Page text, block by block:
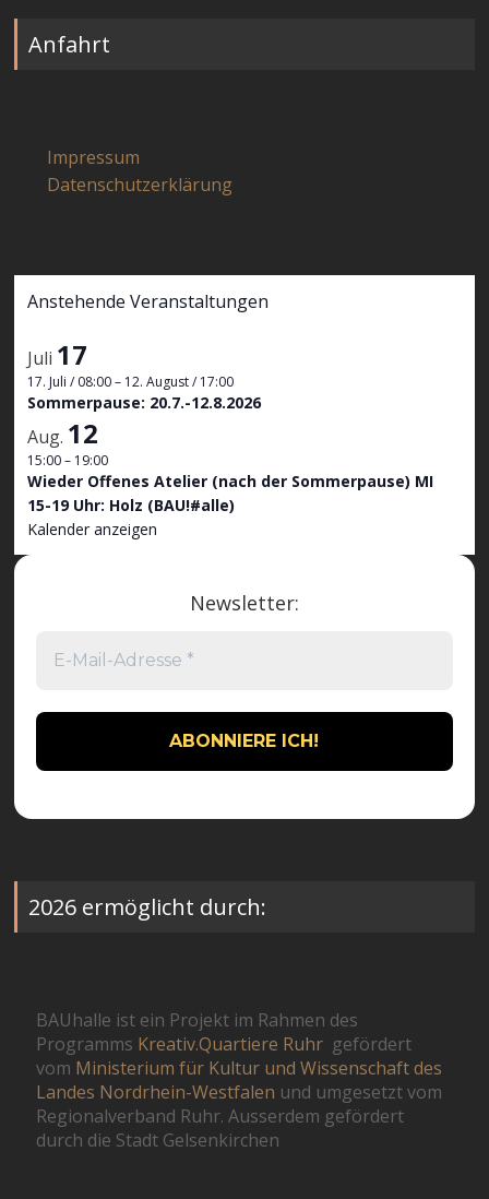
Anfahrt
Impressum
Datenschutzerklärung
Anstehende Veranstaltungen
Juli 17
17. Juli / 08:00– 12. August / 17:00
Sommerpause: 20.7.-12.8.2026
Aug. 12
15:00– 19:00
Wieder Offenes Atelier (nach der Sommerpause) MI
15-19 Uhr: Holz (BAU!#alle)
Kalender anzeigen
Newsletter:
2026 ermöglicht durch:
BAUhalle ist ein Projekt im Rahmen des
Programms Kreativ.Quartiere Ruhr gefördert
vom Ministerium für Kultur und Wissenschaft des
Landes Nordrhein-Westfalen und umgesetzt vom
Regionalverband Ruhr. Ausserdem gefördert
durch die Stadt Gelsenkirchen